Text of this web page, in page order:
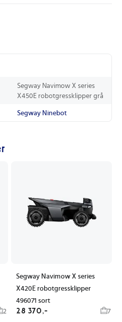
Segway Navimow X series
X450E robotgressklipper grå
Segway Ninebot
2
Segway Navimow X series
X420E robotgressklipper
496071 sort
28 370,- 7